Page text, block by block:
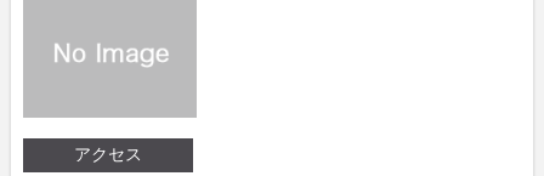
アクセス